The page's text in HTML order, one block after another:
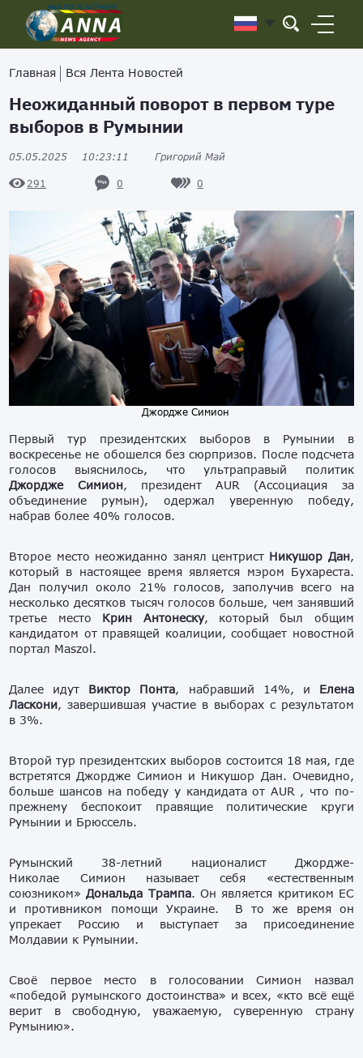
Главная Вся Лента Новостей
Неожиданный поворот в первом туре
выборов в Румынии
05.05.2025 10:23:11 Григорий Май
291 0 0
Джордже Симион
Первый тур президентских выборов в Румынии в
воскресенье не обошелся без сюрпризов. После подсчета
голосов выяснилось, что ультраправый политик
Джордже Симион, президент AUR (Ассоциация за
объединение румын), одержал уверенную победу,
набрав более 40% голосов.
Второе место неожиданно занял центрист Никушор Дан,
который в настоящее время является мэром Бухареста.
Дан получил около 21% голосов, заполучив всего на
несколько десятков тысяч голосов больше, чем занявший
третье место Крин Антонеску, который был общим
кандидатом от правящей коалиции, сообщает новостной
портал Maszol.
Далее идут Виктор Понта, набравший 14%, и Елена
Ласкони, завершившая участие в выборах с результатом
в 3%.
Второй тур президентских выборов состоится 18 мая, где
встретятся Джордже Симион и Никушор Дан. Очевидно,
больше шансов на победу у кандидата от AUR , что по-
прежнему беспокоит правящие политические круги
Румынии и Брюссель.
Румынский 38-летний националист Джордже-
Николае Симион называет себя «естественным
союзником»Дональда Трампа. Он является критиком ЕС
и противником помощи Украине. В то же время он
упрекает Россию и выступает за присоединение
Молдавии к Румынии.
Своё первое место в голосовании Симион назвал
«победой румынского достоинства» и всех, «кто всё ещё
верит в свободную, уважаемую, суверенную страну
Румынию».